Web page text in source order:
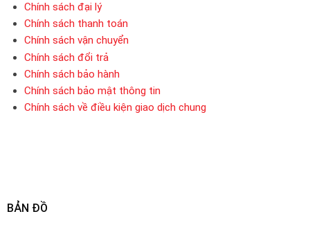
Chính sách đại lý
Chính sách thanh toán
Chính sách vận chuyển
Chính sách đổi trả
Chính sách bảo hành
Chính sách bảo mật thông tin
Chính sách về điều kiện giao dịch chung
BẢN ĐỒ